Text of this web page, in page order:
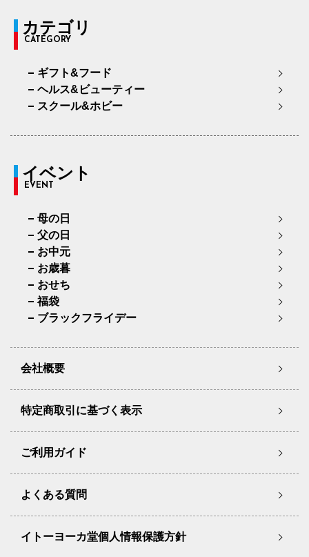
カテゴリ
CATEGORY
ギフト&フード
ヘルス&ビューティー
スクール&ホビー
イベント
EVENT
母の日
父の日
お中元
お歳暮
おせち
福袋
ブラックフライデー
会社概要
特定商取引に基づく表示
ご利用ガイド
よくある質問
イトーヨーカ堂個人情報保護方針